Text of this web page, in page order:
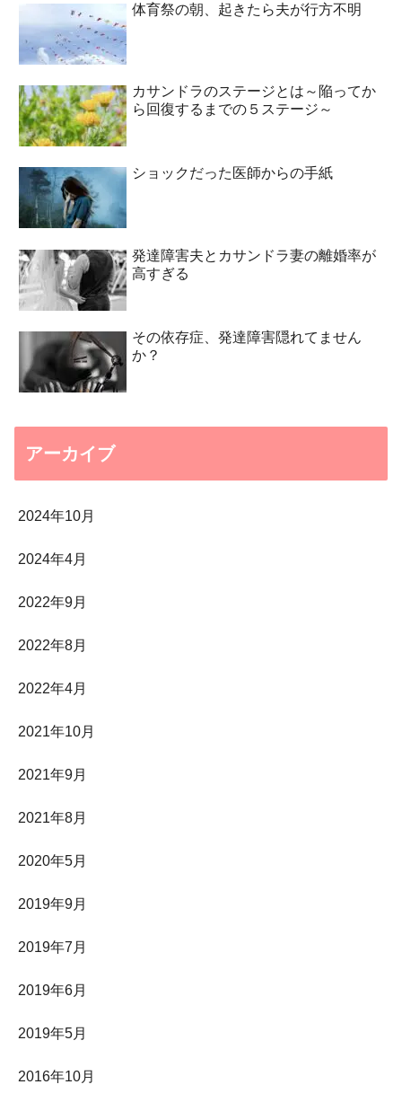
体育祭の朝、起きたら夫が行方不明
カサンドラのステージとは～陥ってか
ら回復するまでの５ステージ～
ショックだった医師からの手紙
発達障害夫とカサンドラ妻の離婚率が
高すぎる
その依存症、発達障害隠れてません
か？
アーカイブ
2024年10月
2024年4月
2022年9月
2022年8月
2022年4月
2021年10月
2021年9月
2021年8月
2020年5月
2019年9月
2019年7月
2019年6月
2019年5月
2016年10月